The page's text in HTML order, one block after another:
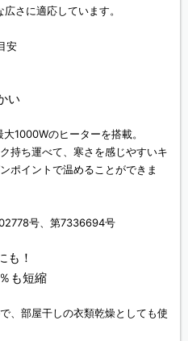
さに適応しています。
安
い
1000Wのヒーターを搭載。
持ち運べて、寒さを感じやすいキ
ポイントで温めることができま
号、第7336694号
も！
も短縮
、部屋干しの衣類乾燥としても使